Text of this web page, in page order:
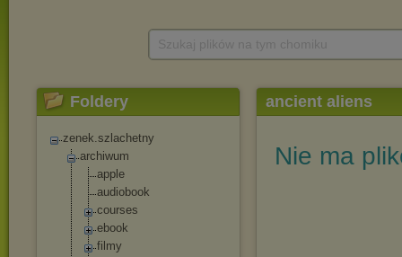
Foldery
zenek.szlachetny
archiwum
apple
audiobook
courses
ebook
filmy
ancient aliens
Nie ma